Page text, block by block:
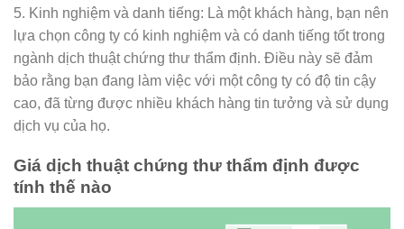
5. Kinh nghiệm và danh tiếng: Là một khách hàng, bạn nên
lựa chọn công ty có kinh nghiệm và có danh tiếng tốt trong
ngành dịch thuật chứng thư thẩm định. Điều này sẽ đảm
bảo rằng bạn đang làm việc với một công ty có độ tin cậy
cao, đã từng được nhiều khách hàng tin tưởng và sử dụng
dịch vụ của họ.
Giá dịch thuật chứng thư thẩm định được
tính thế nào